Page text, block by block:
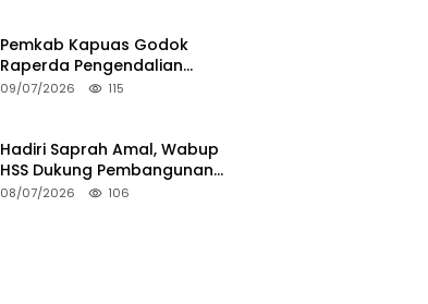
Pemkab Kapuas Godok
Raperda Pengendalian
Minuman Beralkohol Lewat FGD
09/07/2026 115
Hadiri Saprah Amal, Wabup
HSS Dukung Pembangunan
Langgar Dusun Jalai
08/07/2026 106